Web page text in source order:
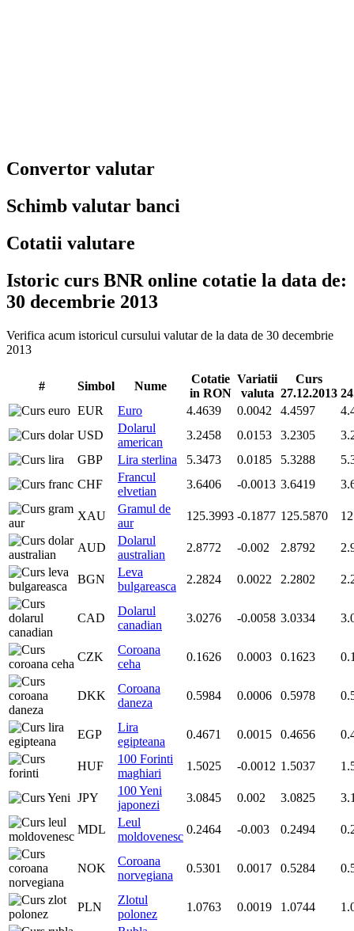
Convertor valutar
Schimb valutar banci
Cotatii valutare
Istoric curs BNR online cotatie la data de:
30 decembrie 2013
Verifica acum istoricul cursului valutar de la data de 30 decembrie
2013
# Simbol Nume
Cotatie
in RON
Variatii
valuta
Curs
27.12.2013
EUR
Euro 4.4639 0.0042 4.4597
USD
Dolarul
american
3.2458 0.0153 3.2305
GBP
Lira sterlina 5.3473 0.0185 5.3288
CHF
Francul
elvetian
3.6406 -0.0013 3.6419
XAU
Gramul de
aur
125.3993 -0.1877 125.5870
AUD
Dolarul
australian
2.8772 -0.002 2.8792
BGN
Leva
bulgareasca
2.2824 0.0022 2.2802
CAD
Dolarul
canadian
3.0276 -0.0058 3.0334
CZK
Coroana
ceha
0.1626 0.0003 0.1623
DKK
Coroana
daneza
0.5984 0.0006 0.5978
EGP
Lira
egipteana
0.4671 0.0015 0.4656
HUF
100 Forinti
maghiari
1.5025 -0.0012 1.5037
JPY
100 Yeni
japonezi
3.0845 0.002 3.0825
MDL
Leul
moldovenesc
0.2464 -0.003 0.2494
NOK
Coroana
norvegiana
0.5301 0.0017 0.5284
PLN
Zlotul
polonez
1.0763 0.0019 1.0744